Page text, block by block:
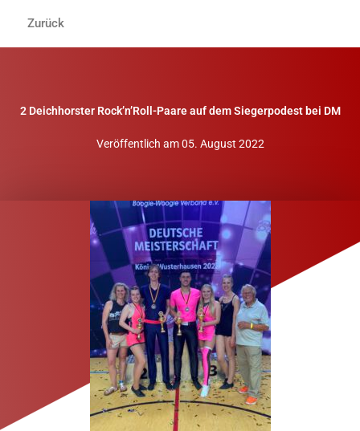
InhaltZurück
2 Deichhorster Rock’n’Roll-Paare auf dem Siegerpodest bei DM
Veröffentlich am05. August 2022